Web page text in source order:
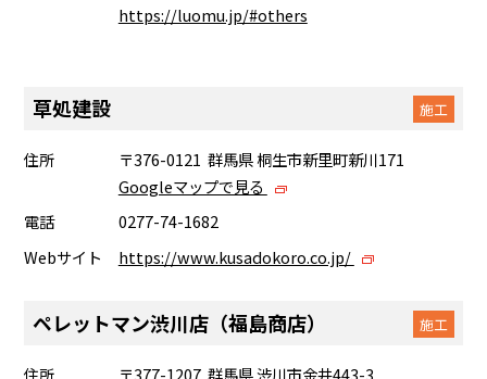
https://luomu.jp/#others
草処建設 施工
住所
〒376-0121 群馬県 桐生市新里町新川171
Googleマップで見る
電話
0277-74-1682
Webサイト
https://www.kusadokoro.co.jp/
ペレットマン渋川店（福島商店） 施工
住所
〒377-1207 群馬県 渋川市金井443-3